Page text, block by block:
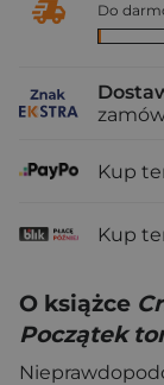
Do
Kup
Kup
O książce
Początek